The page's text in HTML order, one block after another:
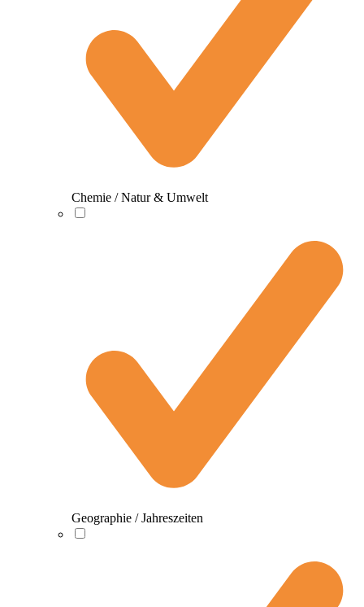
Chemie / Natur & Umwelt
Geographie / Jahreszeiten